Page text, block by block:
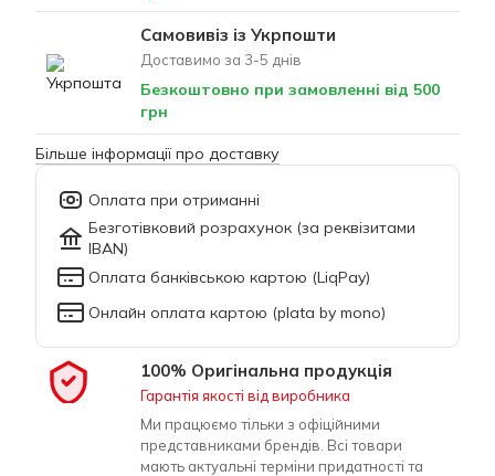
Самовивіз із Укрпошти
Доставимо за 3-5 днів
Безкоштовно при замовленні від 500
грн
Більше інформації про доставку
Оплата при отриманні
Безготівковий розрахунок (за реквізитами
IBAN)
Оплата банківською картою (LiqPay)
Онлайн оплата картою (plata by mono)
100% Оригінальна продукція
Гарантія якості від виробника
Ми працюємо тільки з офіційними
представниками брендів. Всі товари
мають актуальні терміни придатності та